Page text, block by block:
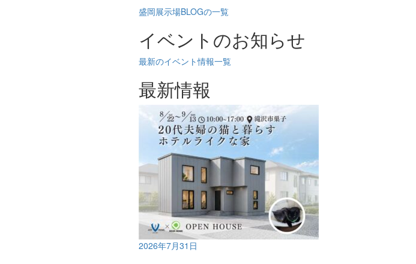
盛岡展示場BLOGの一覧
イベントのお知らせ
最新のイベント情報一覧
最新情報
2026年7月31日